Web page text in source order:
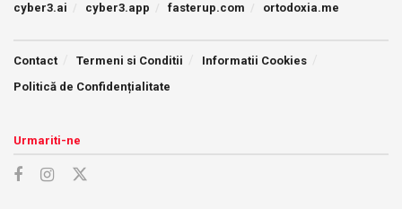
cyber3.ai cyber3.app fasterup.com ortodoxia.me
Contact Termeni si Conditii
Informatii Cookies
Politică de Confidențialitate
Urmariti-ne